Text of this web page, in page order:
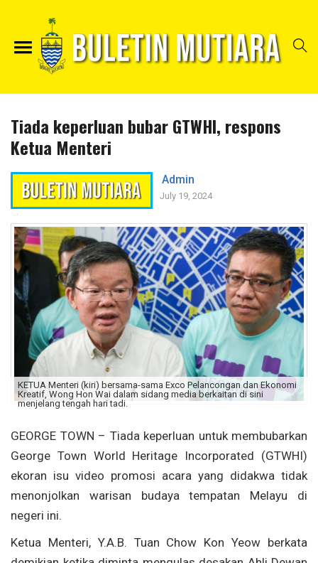
Tiada keperluan bubar GTWHI, respons
Ketua Menteri
Admin
July 19, 2024
KETUA Menteri (kiri) bersama-sama Exco Pelancongan dan Ekonomi
Kreatif, Wong Hon Wai dalam sidang media berkaitan di sini
menjelang tengah hari tadi.
GEORGE TOWN – Tiada keperluan untuk membubarkan
George Town World Heritage Incorporated (GTWHI)
ekoran isu video promosi acara yang didakwa tidak
menonjolkan warisan budaya tempatan Melayu di
negeri ini.
Ketua Menteri, Y.A.B. Tuan Chow Kon Yeow berkata